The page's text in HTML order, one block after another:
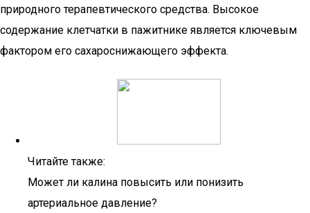
природного терапевтического средства. Высокое
содержание клетчатки в пажитнике является ключевым
фактором его сахароснижающего эффекта.
Читайте также:
Может ли калина повысить или понизить
артериальное давление?